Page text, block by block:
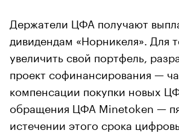
Держатели ЦФА получают
дивидендам «Норникеля». Для
увеличить свой портфель,
проект софинансирования —
компенсации покупки новых
обращения ЦФА Minetoken —
истечении этого срока